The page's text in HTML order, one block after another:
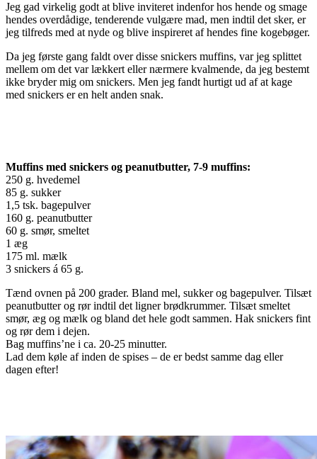
Jeg gad virkelig godt at blive inviteret indenfor hos hende og smage
hendes overdådige, tenderende vulgære mad, men indtil det sker, er
jeg tilfreds med at nyde og blive inspireret af hendes fine kogebøger.
Da jeg første gang faldt over disse snickers muffins, var jeg splittet
mellem om det var lækkert eller nærmere kvalmende, da jeg bestemt
ikke bryder mig om snickers. Men jeg fandt hurtigt ud af at kage
med snickers er en helt anden snak.
Muffins med snickers og peanutbutter, 7-9 muffins:
250 g. hvedemel
85 g. sukker
1,5 tsk. bagepulver
160 g. peanutbutter
60 g. smør, smeltet
1 æg
175 ml. mælk
3 snickers á 65 g.
Tænd ovnen på 200 grader. Bland mel, sukker og bagepulver. Tilsæt
peanutbutter og rør indtil det ligner brødkrummer. Tilsæt smeltet
smør, æg og mælk og bland det hele godt sammen. Hak snickers fint
og rør dem i dejen.
Bag muffins’ne i ca. 20-25 minutter.
Lad dem køle af inden de spises – de er bedst samme dag eller
dagen efter!